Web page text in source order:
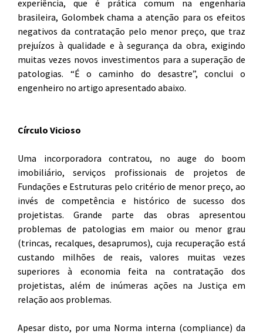
experiência, que é prática comum na engenharia
brasileira, Golombek chama a atenção para os efeitos
negativos da contratação pelo menor preço, que traz
prejuízos à qualidade e à segurança da obra, exigindo
muitas vezes novos investimentos para a superação de
patologias. “É o caminho do desastre”, conclui o
engenheiro no artigo apresentado abaixo.
Círculo Vicioso
Uma incorporadora contratou, no auge do boom
imobiliário, serviços profissionais de projetos de
Fundações e Estruturas pelo critério de menor preço, ao
invés de competência e histórico de sucesso dos
projetistas. Grande parte das obras apresentou
problemas de patologias em maior ou menor grau
(trincas, recalques, desaprumos), cuja recuperação está
custando milhões de reais, valores muitas vezes
superiores à economia feita na contratação dos
projetistas, além de inúmeras ações na Justiça em
relação aos problemas.
Apesar disto, por uma Norma interna (compliance) da